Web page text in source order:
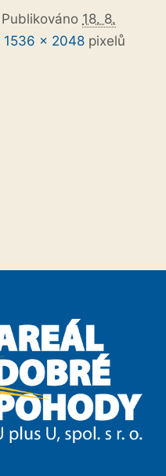
Publikováno 18. 8.
1536 × 2048 pixelů